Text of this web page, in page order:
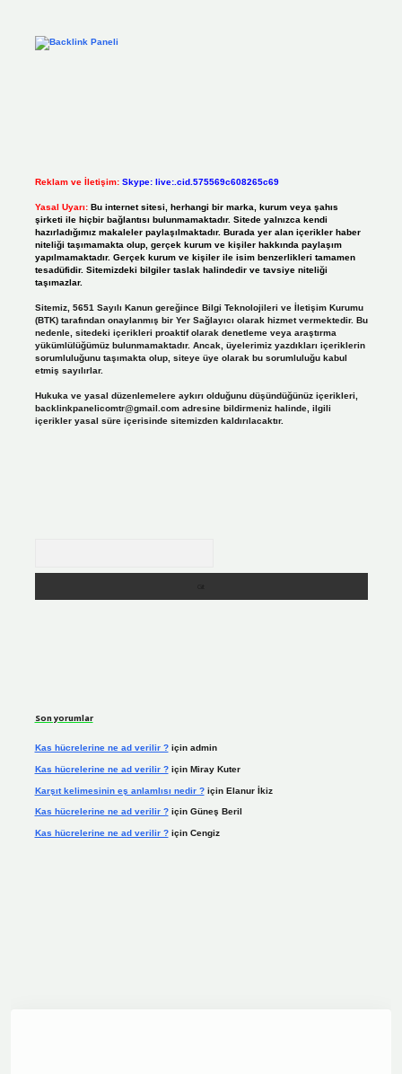
Reklam ve İletişim: Skype: live:.cid.575569c608265c69
Yasal Uyarı: Bu internet sitesi, herhangi bir marka, kurum veya şahıs
şirketi ile hiçbir bağlantısı bulunmamaktadır. Sitede yalnızca kendi
hazırladığımız makaleler paylaşılmaktadır. Burada yer alan içerikler haber
niteliği taşımamakta olup, gerçek kurum ve kişiler hakkında paylaşım
yapılmamaktadır. Gerçek kurum ve kişiler ile isim benzerlikleri tamamen
tesadüfidir. Sitemizdeki bilgiler taslak halindedir ve tavsiye niteliği
taşımazlar.
Sitemiz, 5651 Sayılı Kanun gereğince Bilgi Teknolojileri ve İletişim Kurumu
(BTK) tarafından onaylanmış bir Yer Sağlayıcı olarak hizmet vermektedir. Bu
nedenle, sitedeki içerikleri proaktif olarak denetleme veya araştırma
yükümlülüğümüz bulunmamaktadır. Ancak, üyelerimiz yazdıkları içeriklerin
sorumluluğunu taşımakta olup, siteye üye olarak bu sorumluluğu kabul
etmiş sayılırlar.
Hukuka ve yasal düzenlemelere aykırı olduğunu düşündüğünüz içerikleri,
backlinkpanelicomtr@gmail.comadresine bildirmeniz halinde, ilgili
içerikler yasal süre içerisinde sitemizden kaldırılacaktır.
Son yorumlar
Kas hücrelerine ne ad verilir ?için admin
Kas hücrelerine ne ad verilir ?için Miray Kuter
Karşıt kelimesinin eş anlamlısı nedir ?için Elanur İkiz
Kas hücrelerine ne ad verilir ?için Güneş Beril
Kas hücrelerine ne ad verilir ?için Cengiz